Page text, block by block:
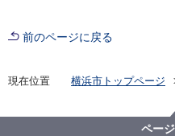
前のページに戻る
現在位置 横浜市トップページ
ペー